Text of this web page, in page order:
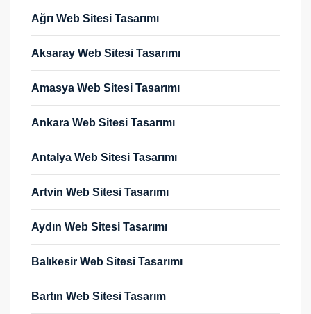
Ağrı Web Sitesi Tasarımı
Aksaray Web Sitesi Tasarımı
Amasya Web Sitesi Tasarımı
Ankara Web Sitesi Tasarımı
Antalya Web Sitesi Tasarımı
Artvin Web Sitesi Tasarımı
Aydın Web Sitesi Tasarımı
Balıkesir Web Sitesi Tasarımı
Bartın Web Sitesi Tasarım